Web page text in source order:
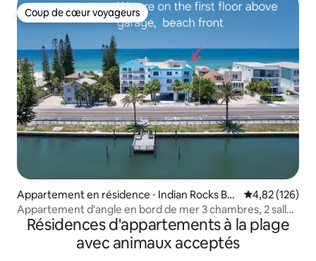
Coup de cœur voyageurs
Coup de cœur voyageurs
Appartement en résidence ⋅ Indian Rocks Be
ach
Évaluation
4,82 (126)
Appartement d'angle en bord de mer 3 chambres, 2 salles
de bain.
Résidences d'appartements à la plage
avec animaux acceptés